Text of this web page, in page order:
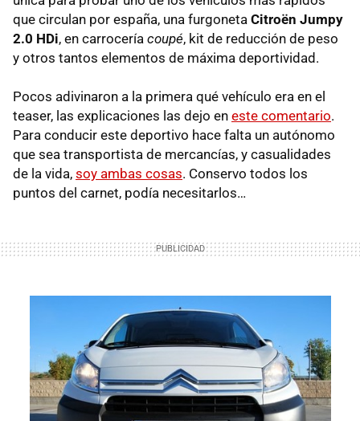
que circulan por españa, una furgoneta Citroën Jumpy
2.0 HDi, en carrocería coupé, kit de reducción de peso
y otros tantos elementos de máxima deportividad.
Pocos adivinaron a la primera qué vehículo era en el
teaser, las explicaciones las dejo en este comentario.
Para conducir este deportivo hace falta un autónomo
que sea transportista de mercancías, y casualidades
de la vida, soy ambas cosas. Conservo todos los
puntos del carnet, podía necesitarlos…